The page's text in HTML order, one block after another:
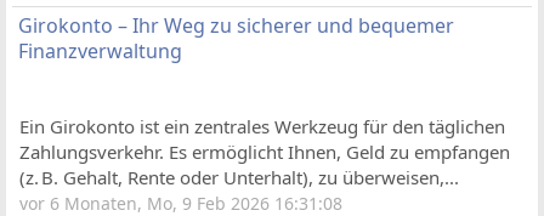
Girokonto – Ihr Weg zu sicherer und bequemer
Finanzverwaltung
Ein Girokonto ist ein zentrales Werkzeug für den täglichen
Zahlungsverkehr. Es ermöglicht Ihnen, Geld zu empfangen
(z. B. Gehalt, Rente oder Unterhalt), zu überweisen,...
vor 6 Monaten, Mo, 9 Feb 2026 16:31:08